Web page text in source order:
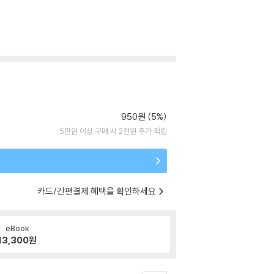
950원 (5%)
5만원 이상 구매 시 2천원 추가 적립
카드/간편결제 혜택을 확인하세요
eBook
원